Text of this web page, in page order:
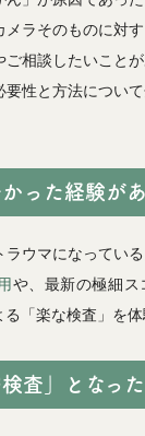
ラそのものに対
相談したいこと
性と方法につい
った経験が
ラウマになってい
や、最新の極細ス
「楽な検査」を体
査」となっ